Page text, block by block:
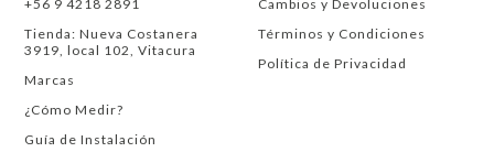
+56 9 4218 2891
Tienda: Nueva Costanera
3919, local 102, Vitacura
Marcas
¿Cómo Medir?
Guía de Instalación
Cambios y Devoluciones
Términos y Condiciones
Política de Privacidad